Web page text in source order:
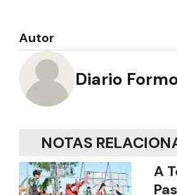
Autor
Diario
NOTAS
A